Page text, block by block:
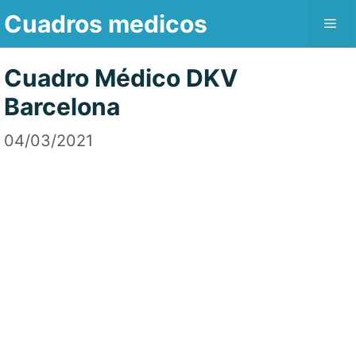
Saltar
contenido
Cuadros medicos
Cuadro Médico DKV
Barcelona
04/03/2021